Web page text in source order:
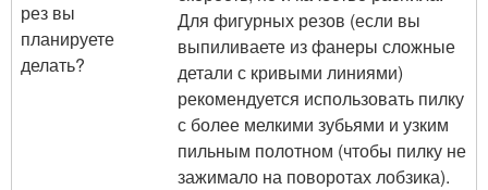
рез вы
планируете
делать?
Для фигурных резов (если вы
выпиливаете из фанеры сложные
детали с кривыми линиями)
рекомендуется использовать пилку
с более мелкими зубьями и узким
пильным полотном (чтобы пилку не
зажимало на поворотах лобзика).